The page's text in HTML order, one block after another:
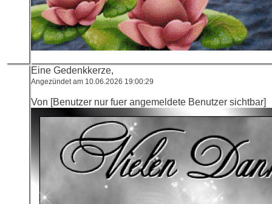
Eine Gedenkkerze,
Angezündet am 10.06.2026 19:00:29
Von [Benutzer nur fuer angemeldete Benutzer sichtbar]